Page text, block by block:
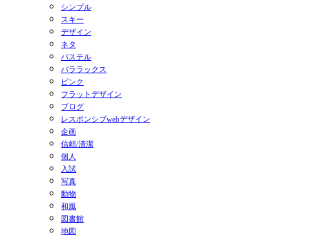
シンプル
スキー
デザイン
ネタ
パステル
パララックス
ピンク
フラットデザイン
ブログ
レスポンシブwebデザイン
企画
信頼/清潔
個人
入試
写真
動物
和風
図書館
地図